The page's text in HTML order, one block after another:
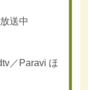
送中
／Paravi ほ